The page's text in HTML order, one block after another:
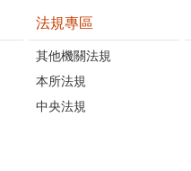
法規專區
其他機關法規
本所法規
中央法規